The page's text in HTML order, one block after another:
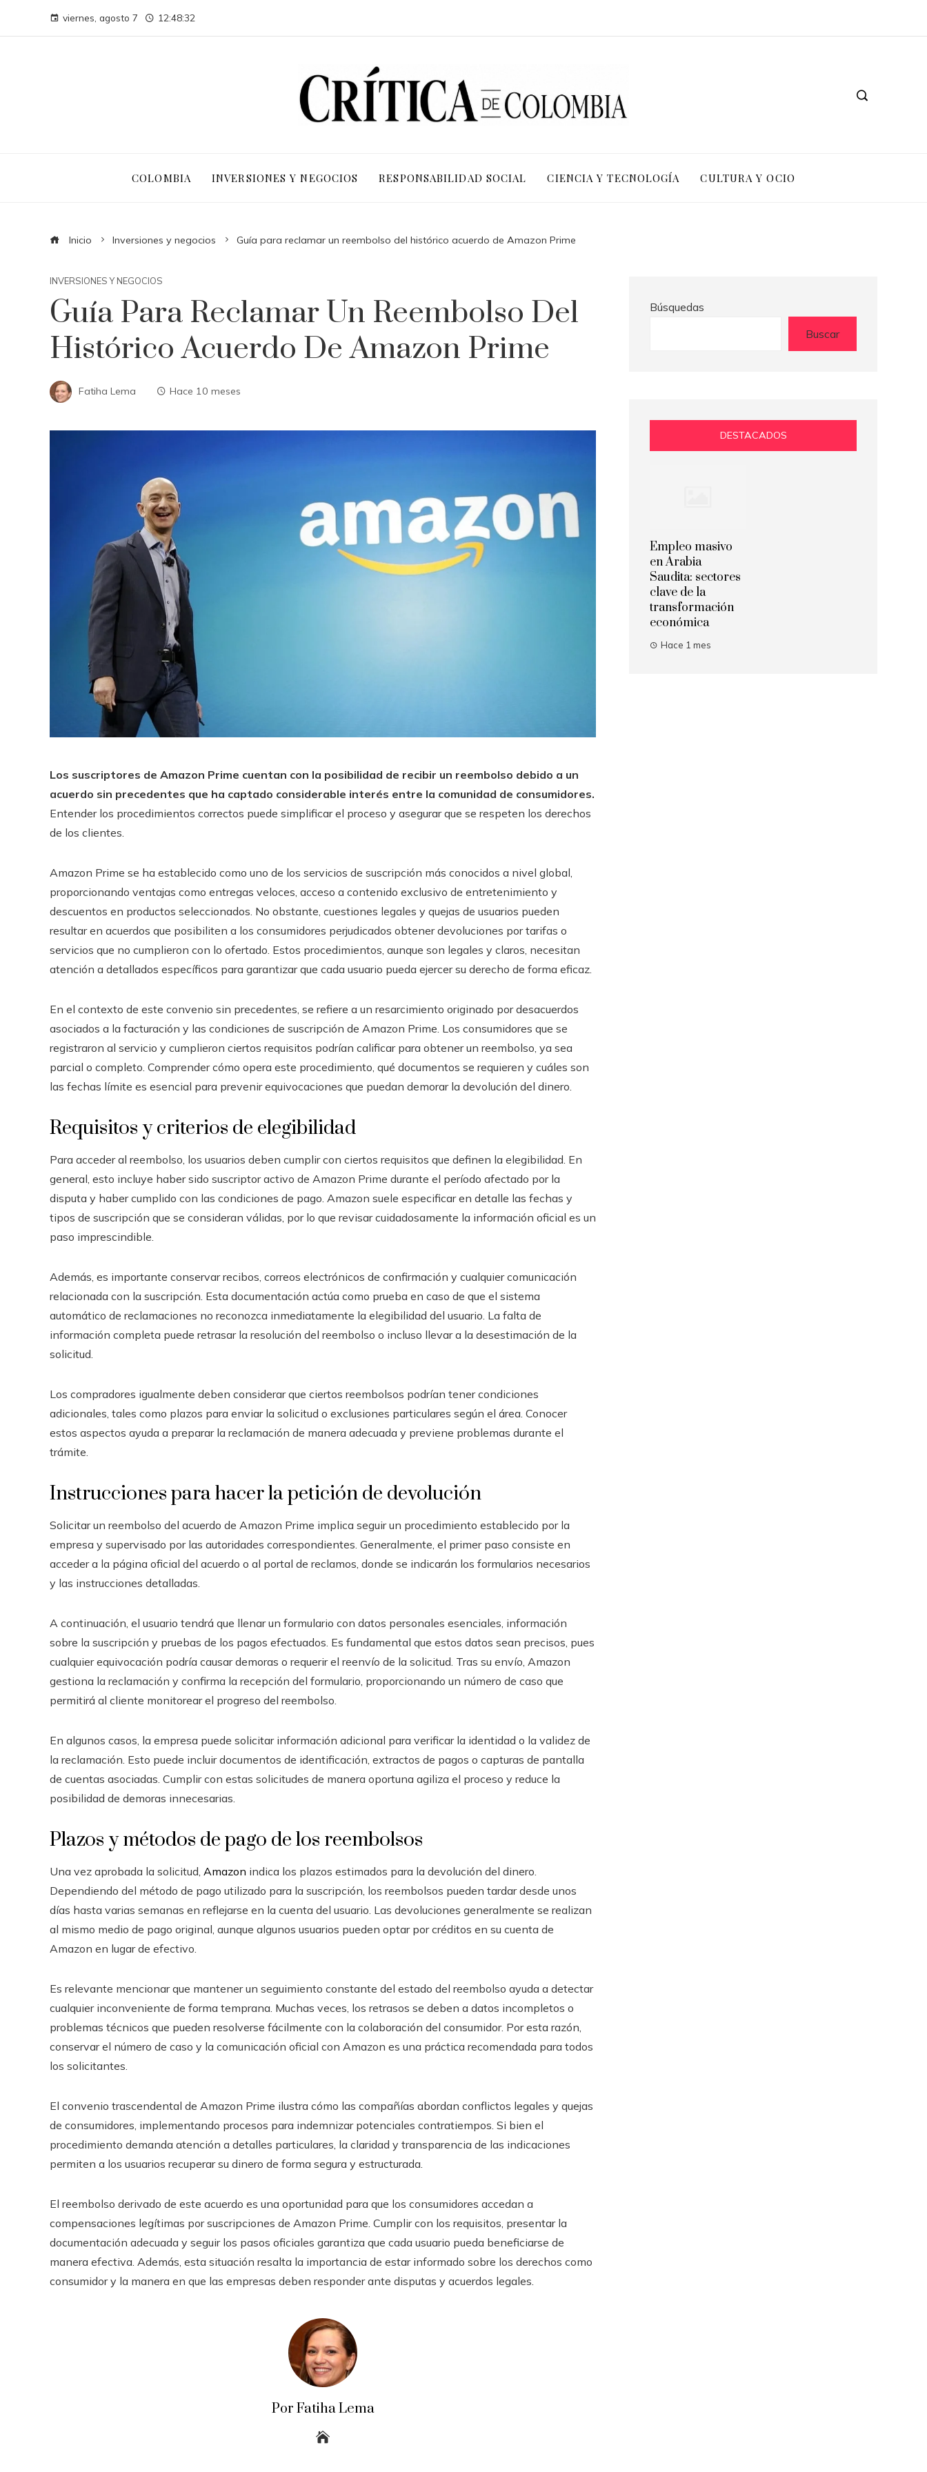
viernes, agosto 7 12:48:33
COLOMBIA INVERSIONES Y NEGOCIOS RESPONSABILIDAD SOCIAL CIENCIA Y TECNOLOGÍA CULTURA Y OCIO
Inicio Inversiones y negocios Guía para reclamar un reembolso del histórico acuerdo de Amazon Prime
INVERSIONES Y NEGOCIOS
Guía Para Reclamar Un Reembolso Del
Histórico Acuerdo De Amazon Prime
Fatiha Lema Hace 10 meses
Los suscriptores de Amazon Prime cuentan con la posibilidad de recibir un reembolso debido a un
acuerdo sin precedentes que ha captado considerable interés entre la comunidad de consumidores.
Entender los procedimientos correctos puede simplificar el proceso y asegurar que se respeten los derechos
de los clientes.
Amazon Prime se ha establecido como uno de los servicios de suscripción más conocidos a nivel global,
proporcionando ventajas como entregas veloces, acceso a contenido exclusivo de entretenimiento y
descuentos en productos seleccionados. No obstante, cuestiones legales y quejas de usuarios pueden
resultar en acuerdos que posibiliten a los consumidores perjudicados obtener devoluciones por tarifas o
servicios que no cumplieron con lo ofertado. Estos procedimientos, aunque son legales y claros, necesitan
atención a detallados específicos para garantizar que cada usuario pueda ejercer su derecho de forma eficaz.
En el contexto de este convenio sin precedentes, se refiere a un resarcimiento originado por desacuerdos
asociados a la facturación y las condiciones de suscripción de Amazon Prime. Los consumidores que se
registraron al servicio y cumplieron ciertos requisitos podrían calificar para obtener un reembolso, ya sea
parcial o completo. Comprender cómo opera este procedimiento, qué documentos se requieren y cuáles son
las fechas límite es esencial para prevenir equivocaciones que puedan demorar la devolución del dinero.
Requisitos y criterios de elegibilidad
Para acceder al reembolso, los usuarios deben cumplir con ciertos requisitos que definen la elegibilidad. En
general, esto incluye haber sido suscriptor activo de Amazon Prime durante el período afectado por la
disputa y haber cumplido con las condiciones de pago. Amazon suele especificar en detalle las fechas y
tipos de suscripción que se consideran válidas, por lo que revisar cuidadosamente la información oficial es un
paso imprescindible.
Además, es importante conservar recibos, correos electrónicos de confirmación y cualquier comunicación
relacionada con la suscripción. Esta documentación actúa como prueba en caso de que el sistema
automático de reclamaciones no reconozca inmediatamente la elegibilidad del usuario. La falta de
información completa puede retrasar la resolución del reembolso o incluso llevar a la desestimación de la
solicitud.
Los compradores igualmente deben considerar que ciertos reembolsos podrían tener condiciones
adicionales, tales como plazos para enviar la solicitud o exclusiones particulares según el área. Conocer
estos aspectos ayuda a preparar la reclamación de manera adecuada y previene problemas durante el
trámite.
Instrucciones para hacer la petición de devolución
Solicitar un reembolso del acuerdo de Amazon Prime implica seguir un procedimiento establecido por la
empresa y supervisado por las autoridades correspondientes. Generalmente, el primer paso consiste en
acceder a la página oficial del acuerdo o al portal de reclamos, donde se indicarán los formularios necesarios
y las instrucciones detalladas.
A continuación, el usuario tendrá que llenar un formulario con datos personales esenciales, información
sobre la suscripción y pruebas de los pagos efectuados. Es fundamental que estos datos sean precisos, pues
cualquier equivocación podría causar demoras o requerir el reenvío de la solicitud. Tras su envío, Amazon
gestiona la reclamación y confirma la recepción del formulario, proporcionando un número de caso que
permitirá al cliente monitorear el progreso del reembolso.
En algunos casos, la empresa puede solicitar información adicional para verificar la identidad o la validez de
la reclamación. Esto puede incluir documentos de identificación, extractos de pagos o capturas de pantalla
de cuentas asociadas. Cumplir con estas solicitudes de manera oportuna agiliza el proceso y reduce la
posibilidad de demoras innecesarias.
Plazos y métodos de pago de los reembolsos
Una vez aprobada la solicitud, Amazon indica los plazos estimados para la devolución del dinero.
Dependiendo del método de pago utilizado para la suscripción, los reembolsos pueden tardar desde unos
días hasta varias semanas en reflejarse en la cuenta del usuario. Las devoluciones generalmente se realizan
al mismo medio de pago original, aunque algunos usuarios pueden optar por créditos en su cuenta de
Amazon en lugar de efectivo.
Es relevante mencionar que mantener un seguimiento constante del estado del reembolso ayuda a detectar
cualquier inconveniente de forma temprana. Muchas veces, los retrasos se deben a datos incompletos o
problemas técnicos que pueden resolverse fácilmente con la colaboración del consumidor. Por esta razón,
conservar el número de caso y la comunicación oficial con Amazon es una práctica recomendada para todos
los solicitantes.
El convenio trascendental de Amazon Prime ilustra cómo las compañías abordan conflictos legales y quejas
de consumidores, implementando procesos para indemnizar potenciales contratiempos. Si bien el
procedimiento demanda atención a detalles particulares, la claridad y transparencia de las indicaciones
permiten a los usuarios recuperar su dinero de forma segura y estructurada.
El reembolso derivado de este acuerdo es una oportunidad para que los consumidores accedan a
compensaciones legítimas por suscripciones de Amazon Prime. Cumplir con los requisitos, presentar la
documentación adecuada y seguir los pasos oficiales garantiza que cada usuario pueda beneficiarse de
manera efectiva. Además, esta situación resalta la importancia de estar informado sobre los derechos como
consumidor y la manera en que las empresas deben responder ante disputas y acuerdos legales.
Por Fatiha Lema
Búsquedas
Buscar
DESTACADOS
Empleo masivo
en Arabia
Saudita: sectores
clave de la
transformación
económica
Hace 1 mes